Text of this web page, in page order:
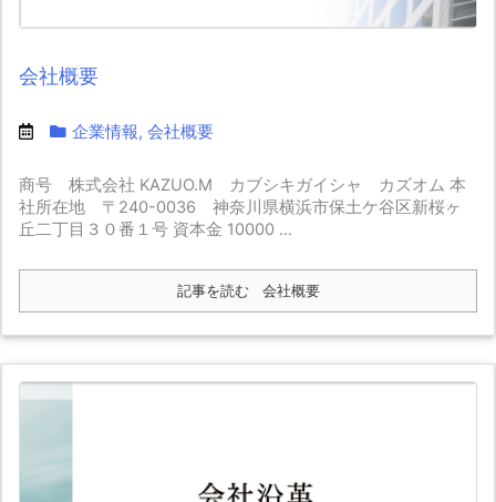
会社概要
企業情報, 会社概要
商号 株式会社 KAZUO.M カブシキガイシャ カズオム 本
社所在地 〒240-0036 神奈川県横浜市保土ケ谷区新桜ヶ
丘二丁目３０番１号 資本金 10000 ...
記事を読む 会社概要